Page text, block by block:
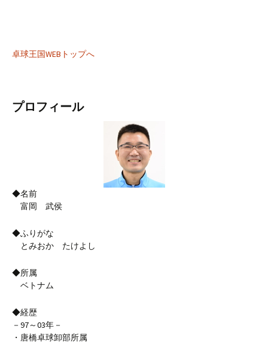
卓球王国WEBトップへ
プロフィール
◆名前
富岡 武侯
◆ふりがな
とみおか たけよし
◆所属
ベトナム
◆経歴
－97～03年－
・唐橋卓球卸部所属